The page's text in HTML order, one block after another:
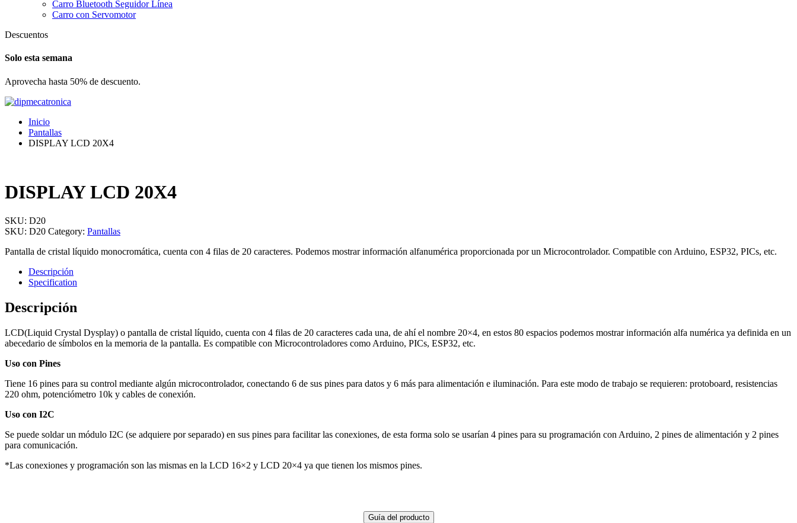
Carro Bluetooth Seguidor Línea
Carro con Servomotor
Descuentos
Solo esta semana
Aprovecha hasta 50% de descuento.
Inicio
Pantallas
DISPLAY LCD 20X4
DISPLAY LCD 20X4
SKU: D20
SKU: D20 Category: Pantallas
Pantalla de cristal líquido monocromática, cuenta con 4 filas de 20 caracteres. Podemos mostrar información alfanumérica proporcionada por un Microcontrolador. Compatible con Arduino, ESP32, PICs, etc.
Descripción
Specification
Descripción
LCD(Liquid Crystal Dysplay) o pantalla de cristal líquido, cuenta con 4 filas de 20 caracteres cada una, de ahí el nombre 20×4, en estos 80 espacios podemos mostrar información alfa numérica ya definida en un
abecedario de símbolos en la memoria de la pantalla. Es compatible con Microcontroladores como Arduino, PICs, ESP32, etc.
Uso con Pines
Tiene 16 pines para su control mediante algún microcontrolador, conectando 6 de sus pines para datos y 6 más para alimentación e iluminación. Para este modo de trabajo se requieren: protoboard, resistencias
220 ohm, potenciómetro 10k y cables de conexión.
Uso con I2C
Se puede soldar un módulo I2C (se adquiere por separado) en sus pines para facilitar las conexiones, de esta forma solo se usarían 4 pines para su programación con Arduino, 2 pines de alimentación y 2 pines
para comunicación.
*Las conexiones y programación son las mismas en la LCD 16×2 y LCD 20×4 ya que tienen los mismos pines.
Guía del producto